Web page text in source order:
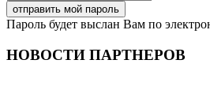
Пароль будет выслан Вам по
НОВОСТИ ПАРТНЕРОВ